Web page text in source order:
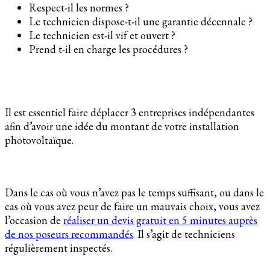
Respect-il les normes ?
Le technicien dispose-t-il une garantie décennale ?
Le technicien est-il vif et ouvert ?
Prend t-il en charge les procédures ?
Il est essentiel faire déplacer 3 entreprises indépendantes
afin d’avoir une idée du montant de votre installation
photovoltaïque.
Dans le cas où vous n’avez pas le temps suffisant, ou dans le
cas où vous avez peur de faire un mauvais choix, vous avez
l’occasion de réaliser un devis gratuit en 5 minutes auprès
de nos poseurs recommandés. Il s’agit de techniciens
régulièrement inspectés.